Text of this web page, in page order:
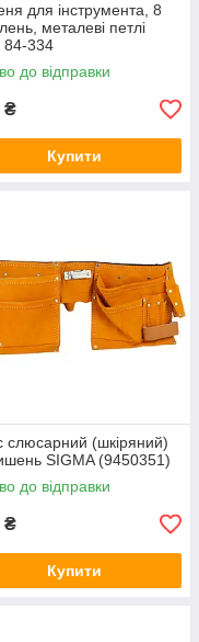
для інструмента, 8
металеві петлі
84-334
до відправки
₴
Купити
слюсарний (шкіряний)
SIGMA (9450351)
до відправки
₴
Купити